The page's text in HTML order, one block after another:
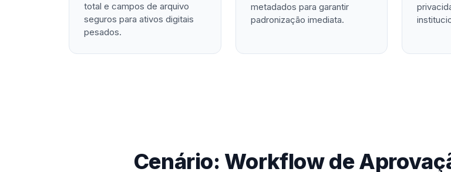
total e campos de arquivo
seguros para ativos digitais
pesados.
metadados para garantir
padronização imediata.
Cenário: Workflow de